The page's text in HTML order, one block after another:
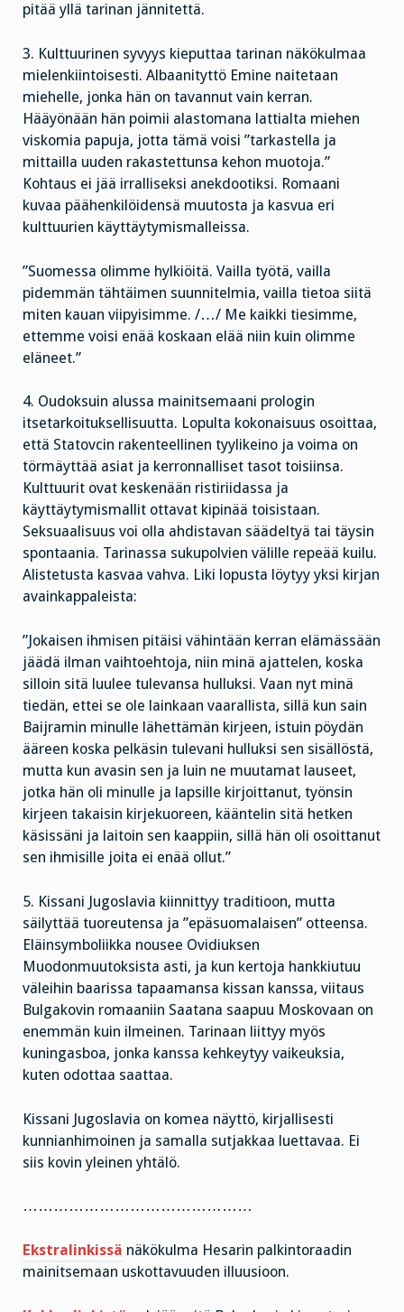
pitää yllä tarinan jännitettä.
3. Kulttuurinen syvyys kieputtaa tarinan näkökulmaa
mielenkiintoisesti. Albaanityttö Emine naitetaan
miehelle, jonka hän on tavannut vain kerran.
Hääyönään hän poimii alastomana lattialta miehen
viskomia papuja, jotta tämä voisi ”tarkastella ja
mittailla uuden rakastettunsa kehon muotoja.”
Kohtaus ei jää irralliseksi anekdootiksi. Romaani
kuvaa päähenkilöidensä muutosta ja kasvua eri
kulttuurien käyttäytymismalleissa.
”Suomessa olimme hylkiöitä. Vailla työtä, vailla
pidemmän tähtäimen suunnitelmia, vailla tietoa siitä
miten kauan viipyisimme. /…/ Me kaikki tiesimme,
ettemme voisi enää koskaan elää niin kuin olimme
eläneet.”
4. Oudoksuin alussa mainitsemaani prologin
itsetarkoituksellisuutta. Lopulta kokonaisuus osoittaa,
että Statovcin rakenteellinen tyylikeino ja voima on
törmäyttää asiat ja kerronnalliset tasot toisiinsa.
Kulttuurit ovat keskenään ristiriidassa ja
käyttäytymismallit ottavat kipinää toisistaan.
Seksuaalisuus voi olla ahdistavan säädeltyä tai täysin
spontaania. Tarinassa sukupolvien välille repeää kuilu.
Alistetusta kasvaa vahva. Liki lopusta löytyy yksi kirjan
avainkappaleista:
”Jokaisen ihmisen pitäisi vähintään kerran elämässään
jäädä ilman vaihtoehtoja, niin minä ajattelen, koska
silloin sitä luulee tulevansa hulluksi. Vaan nyt minä
tiedän, ettei se ole lainkaan vaarallista, sillä kun sain
Baijramin minulle lähettämän kirjeen, istuin pöydän
ääreen koska pelkäsin tulevani hulluksi sen sisällöstä,
mutta kun avasin sen ja luin ne muutamat lauseet,
jotka hän oli minulle ja lapsille kirjoittanut, työnsin
kirjeen takaisin kirjekuoreen, kääntelin sitä hetken
käsissäni ja laitoin sen kaappiin, sillä hän oli osoittanut
sen ihmisille joita ei enää ollut.”
5. Kissani Jugoslavia kiinnittyy traditioon, mutta
säilyttää tuoreutensa ja ”epäsuomalaisen” otteensa.
Eläinsymboliikka nousee Ovidiuksen
Muodonmuutoksista asti, ja kun kertoja hankkiutuu
väleihin baarissa tapaamansa kissan kanssa, viitaus
Bulgakovin romaaniin Saatana saapuu Moskovaan on
enemmän kuin ilmeinen. Tarinaan liittyy myös
kuningasboa, jonka kanssa kehkeytyy vaikeuksia,
kuten odottaa saattaa.
Kissani Jugoslavia on komea näyttö, kirjallisesti
kunnianhimoinen ja samalla sutjakkaa luettavaa. Ei
siis kovin yleinen yhtälö.
………………………………………
Ekstralinkissä näkökulma Hesarin palkintoraadin
mainitsemaan uskottavuuden illuusioon.